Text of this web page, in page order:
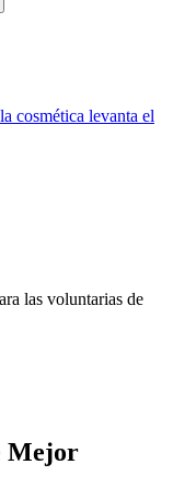
cosmética levanta el
las voluntarias de
Mejor